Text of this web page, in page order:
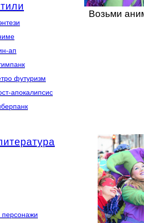
ап
футуризм
апокалипсис
Возьми
персонажи